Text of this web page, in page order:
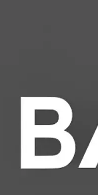
об этом менеджеру компании.